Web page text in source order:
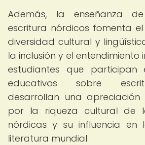
Además, la enseñanza
escritura nórdicos fomenta
diversidad cultural y
la inclusión y el entendimiento
estudiantes que participan
educativos sobre
desarrollan una
por la riqueza cultural de
nórdicas y su influencia en
literatura mundial.